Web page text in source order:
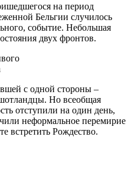
на период
Бельгии случилось
событие. Небольшая
двух фронтов.
с одной стороны –
Но всеобщая
отступили на один день,
неформальное перемирие
встретить Рождество.